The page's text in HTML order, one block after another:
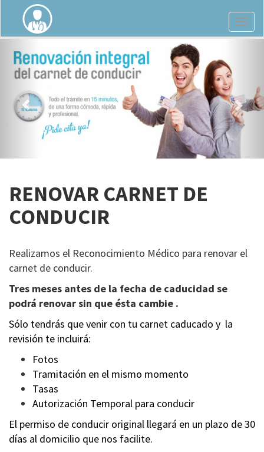
RENOVAR CARNET DE
CONDUCIR
Realizamos el Reconocimiento Médico para renovar el
carnet de conducir.
Tres meses antes de la fecha de caducidad se
podrá renovar sin que ésta cambie .
Sólo tendrás que venir con tu carnet caducado y la
revisión te incluirá:
Fotos
Tramitación en el mismo momento
Tasas
Autorización Temporal para conducir
El permiso de conducir original llegará en un plazo de 30
días al domicilio que nos facilite.